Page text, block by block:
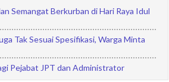
Semangat Berkurban di Hari Raya Idul
Tak Sesuai Spesifikasi, Warga Minta
Pejabat JPT dan Administrator